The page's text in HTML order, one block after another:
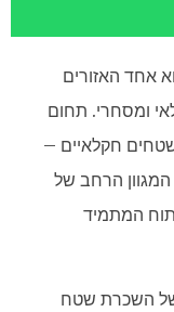
אחד האזורים
ומסחרי. תחום
חקלאיים –
הרחב של
המתמיד
של השכרת שטח